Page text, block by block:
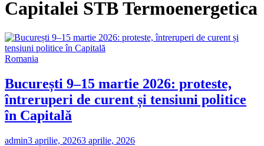
Capitalei STB Termoenergetica
Romania
București 9–15 martie 2026: proteste,
întreruperi de curent și tensiuni politice
în Capitală
admin3 aprilie, 20263 aprilie, 2026